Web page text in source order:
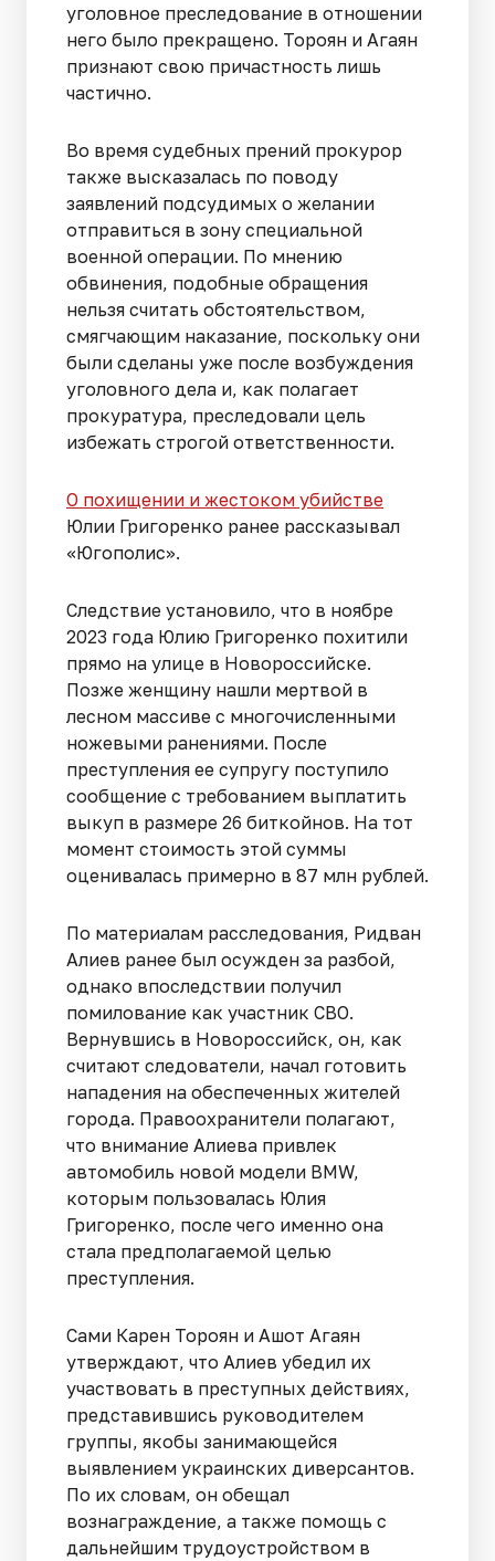
уголовное преследование в отношении
него было прекращено. Тороян и Агаян
признают свою причастность лишь
частично.
Во время судебных прений прокурор
также высказалась по поводу
заявлений подсудимых о желании
отправиться в зону специальной
военной операции. По мнению
обвинения, подобные обращения
нельзя считать обстоятельством,
смягчающим наказание, поскольку они
были сделаны уже после возбуждения
уголовного дела и, как полагает
прокуратура, преследовали цель
избежать строгой ответственности.
О похищении и жестоком убийстве
Юлии Григоренко ранее рассказывал
«Югополис».
Следствие установило, что в ноябре
2023 года Юлию Григоренко похитили
прямо на улице в Новороссийске.
Позже женщину нашли мертвой в
лесном массиве с многочисленными
ножевыми ранениями. После
преступления ее супругу поступило
сообщение с требованием выплатить
выкуп в размере 26 биткойнов. На тот
момент стоимость этой суммы
оценивалась примерно в 87 млн рублей.
По материалам расследования, Ридван
Алиев ранее был осужден за разбой,
однако впоследствии получил
помилование как участник СВО.
Вернувшись в Новороссийск, он, как
считают следователи, начал готовить
нападения на обеспеченных жителей
города. Правоохранители полагают,
что внимание Алиева привлек
автомобиль новой модели BMW,
которым пользовалась Юлия
Григоренко, после чего именно она
стала предполагаемой целью
преступления.
Сами Карен Тороян и Ашот Агаян
утверждают, что Алиев убедил их
участвовать в преступных действиях,
представившись руководителем
группы, якобы занимающейся
выявлением украинских диверсантов.
По их словам, он обещал
вознаграждение, а также помощь с
дальнейшим трудоустройством в